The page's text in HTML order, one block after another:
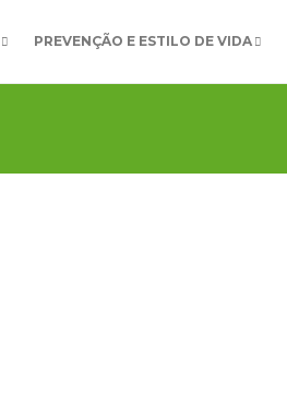
PREVENÇÃO E ESTILO DE VIDA